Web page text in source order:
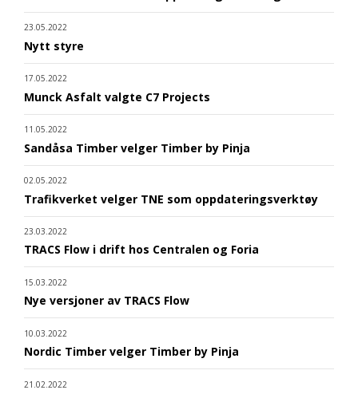
23.05.2022
Nytt styre
17.05.2022
Munck Asfalt valgte C7 Projects
11.05.2022
Sandåsa Timber velger Timber by Pinja
02.05.2022
Trafikverket velger TNE som oppdateringsverktøy
23.03.2022
TRACS Flow i drift hos Centralen og Foria
15.03.2022
Nye versjoner av TRACS Flow
10.03.2022
Nordic Timber velger Timber by Pinja
21.02.2022